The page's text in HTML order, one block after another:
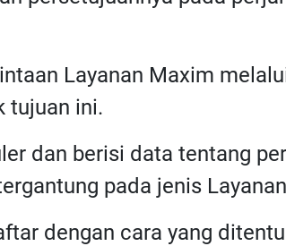
Layanan Maxim
tujuan ini.
dan berisi data tentang
pada jenis
dengan cara yang